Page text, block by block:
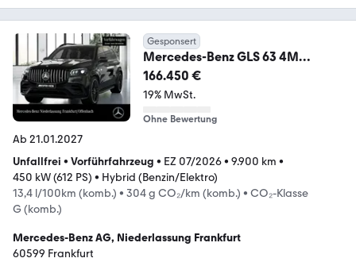
Gesponsert
Mercedes-Benz GLS 63 4M
NIGHT+PANO+360+AHK+MULTIBE
AM+STHZG+HUD
166.450 €
19% MwSt.
Ohne Bewertung
Ab 21.01.2027
Unfallfrei • Vorführfahrzeug • EZ 07/2026• 9.900 km •
450 kW (612 PS) • Hybrid (Benzin/Elektro)
13,4 l/100km (komb.) • 304 g CO₂/km (komb.) • CO₂-Klasse
G (komb.)
Mercedes-Benz AG, Niederlassung Frankfurt
60599 Frankfurt